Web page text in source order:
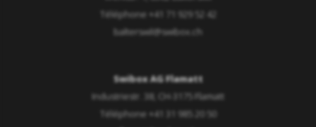
Téléphone +41 71 929 52 42
balterswil@swibox.ch
Swibox AG Flamatt
Industriestr. 38, CH-3175 Flamatt
Téléphone +41 31 985 20 50